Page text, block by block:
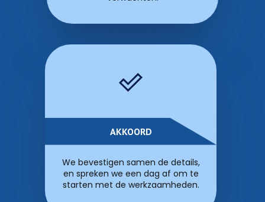
AKKOORD
We bevestigen samen de details,
en spreken we een dag af om te
starten met de werkzaamheden.